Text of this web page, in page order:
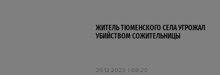
ЖИТЕЛЬ ТЮМЕНСКОГО СЕЛА УГРОЖАЛ
УБИЙСТВОМ СОЖИТЕЛЬНИЦЫ
25.12.2023 08:20